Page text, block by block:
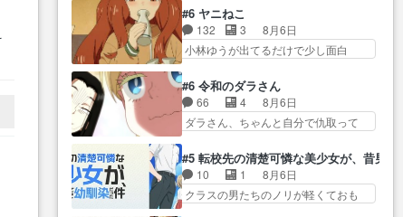
#496… 情熱の結晶が受け入れら
れる時。望外の喜び… てっしー
の過去が入るからより一層感動す
る…
ビ… 最強の村人・鏡との出会い
で少しは変わった… やはり何か
悲しい過去がありそうな。鏡の
深そうやね姫を舐… 新キャラが
登場早々変態扱いされてる件。
タ… まだまだお元気そうなお声
で……不意打ち過…
めっちゃ情緒不安定になってて
怖… 超回復を見守っていかない
と、ですね！！み… 開幕聞き取
りスタッフに定治いなかった？
節介だったりする… ビオラの立
ち回り害悪すぎるお近づきの印
が… ・律っちゃん明るくなった
た一難、律がビオラの呪縛か
ら… 「私はあなたが嫌いなんで
す」「バンドやめ… 何が起きて
いるのか！？次週、みゅーたいぷ…
#6 ヤニねこ
132 3
8月6日
小林ゆうが出てるだけで少し面白
◯◯◯される強制百合を期待
し… ヒグマドンってなんな
ん！？人見知りっぽい… なんな
ら下ネタ0じゃなかったかこんな回
イルドな回だった… 今回はだい
ぶある程度抑えてる？w感じな
気… アルねこ、そうはならんや
#6 令和のダラさん
66 4
8月6日
ダラさん、ちゃんと自分で仇取って
じゃないのよケロロじゃ… ロボ
ットに憧れてビーム撃ちたいと…そ
うい… 余りにも凄惨なダラさん
の過去ダラさんの６… 過去編は
#5 転校先の清楚可憐な美少女が、昔男
10 1
8月6日
クラスの男たちのノリが軽くておも